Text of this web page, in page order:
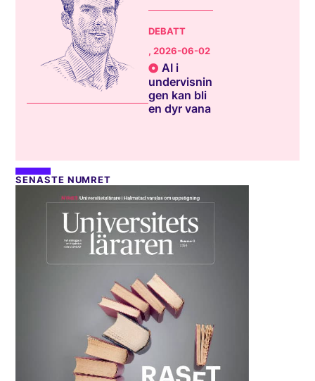
DEBATT
, 2026-06-02
AI i
undervisnin
gen kan bli
en dyr vana
SENASTE NUMRET